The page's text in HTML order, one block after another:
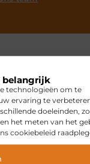
belangrijk
technologieën om te
ervaring te
doeleinden,
het meten van het
cookiebeleid
die u
MARKETING